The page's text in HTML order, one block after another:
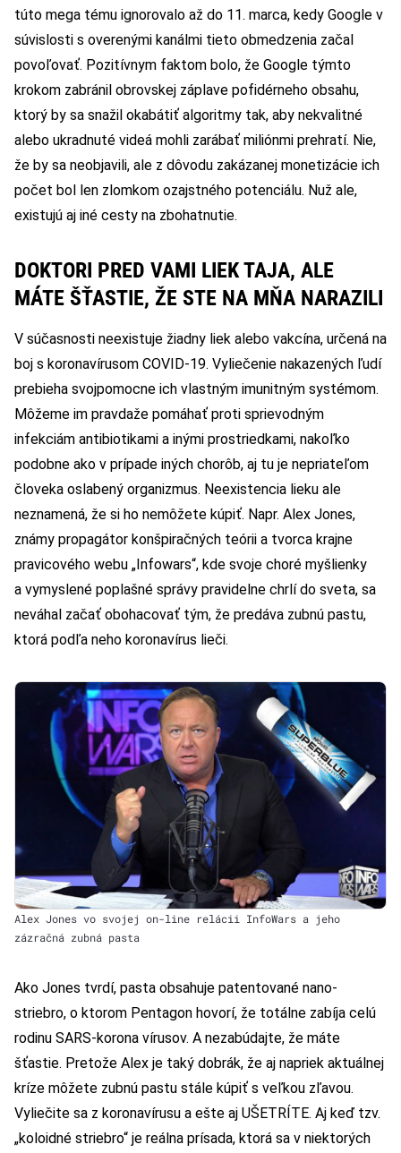
túto mega tému ignorovalo až do 11. marca, kedy Google v
súvislosti s overenými kanálmi tieto obmedzenia začal
povoľovať. Pozitívnym faktom bolo, že Google týmto
krokom zabránil obrovskej záplave pofidérneho obsahu,
ktorý by sa snažil okabátiť algoritmy tak, aby nekvalitné
alebo ukradnuté videá mohli zarábať miliónmi prehratí. Nie,
že by sa neobjavili, ale z dôvodu zakázanej monetizácie ich
počet bol len zlomkom ozajstného potenciálu. Nuž ale,
existujú aj iné cesty na zbohatnutie.
DOKTORI PRED VAMI LIEK TAJA, ALE
MÁTE ŠŤASTIE, ŽE STE NA MŇA NARAZILI
V súčasnosti neexistuje žiadny liek alebo vakcína, určená na
boj s koronavírusom COVID-19. Vyliečenie nakazených ľudí
prebieha svojpomocne ich vlastným imunitným systémom.
Môžeme im pravdaže pomáhať proti sprievodným
infekciám antibiotikami a inými prostriedkami, nakoľko
podobne ako v prípade iných chorôb, aj tu je nepriateľom
človeka oslabený organizmus. Neexistencia lieku ale
neznamená, že si ho nemôžete kúpiť. Napr. Alex Jones,
známy propagátor konšpiračných teórii a tvorca krajne
pravicového webu „Infowars“, kde svoje choré myšlienky
a vymyslené poplašné správy pravidelne chrlí do sveta, sa
neváhal začať obohacovať tým, že predáva zubnú pastu,
ktorá podľa neho koronavírus lieči.
Alex Jones vo svojej on-line relácii InfoWars a jeho
zázračná zubná pasta
Ako Jones tvrdí, pasta obsahuje patentované nano-
striebro, o ktorom Pentagon hovorí, že totálne zabíja celú
rodinu SARS-korona vírusov. A nezabúdajte, že máte
šťastie. Pretože Alex je taký dobrák, že aj napriek aktuálnej
kríze môžete zubnú pastu stále kúpiť s veľkou zľavou.
Vyliečite sa z koronavírusu a ešte aj UŠETRÍTE. Aj keď tzv.
„koloidné striebro“ je reálna prísada, ktorá sa v niektorých